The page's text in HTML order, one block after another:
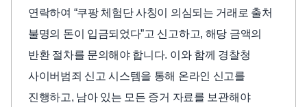
연락하여 “쿠팡 체험단 사칭이 의심되는 거래로 출처
불명의 돈이 입금되었다”고 신고하고, 해당 금액의
반환 절차를 문의해야 합니다. 이와 함께 경찰청
사이버범죄 신고 시스템을 통해 온라인 신고를
진행하고, 남아 있는 모든 증거 자료를 보관해야